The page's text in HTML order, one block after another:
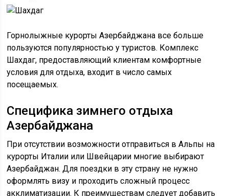
Горнолыжные курорты Азербайджана все больше
пользуются популярностью у туристов. Комплекс
Шахдаг, предоставляющий клиентам комфортные
условия для отдыха, входит в число самых
посещаемых.
Специфика зимнего отдыха
Азербайджана
При отсутствии возможности отправиться в Альпы на
курорты Италии или Швейцарии многие выбирают
Азербайджан. Для поездки в эту страну не нужно
оформлять визу и проходить сложный процесс
акклиматизации. К преимуществам следует добавить